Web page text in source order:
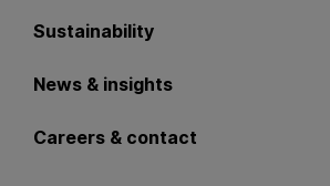
Sustainability
News & insights
Careers & contact